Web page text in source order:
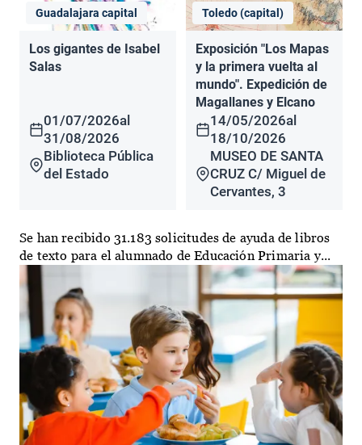
Guadalajara capital
Los gigantes de Isabel
Salas
01/07/2026al
31/08/2026
Biblioteca Pública
del Estado
Toledo (capital)
Exposición "Los Mapas
y la primera vuelta al
mundo". Expedición de
Magallanes y Elcano
14/05/2026al
18/10/2026
MUSEO DE SANTA
CRUZ C/ Miguel de
Cervantes, 3
Se han recibido 31.183 solicitudes de ayuda de libros
de texto para el alumnado de Educación Primaria y...